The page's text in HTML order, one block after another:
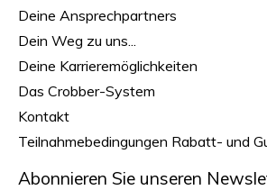
Deine Ansprechpartners
Dein Weg zu uns...
Deine Karrieremöglichkeiten
Das Crobber-System
Kontakt
Teilnahmebedingungen Rabatt- und
Abonnieren Sie unseren